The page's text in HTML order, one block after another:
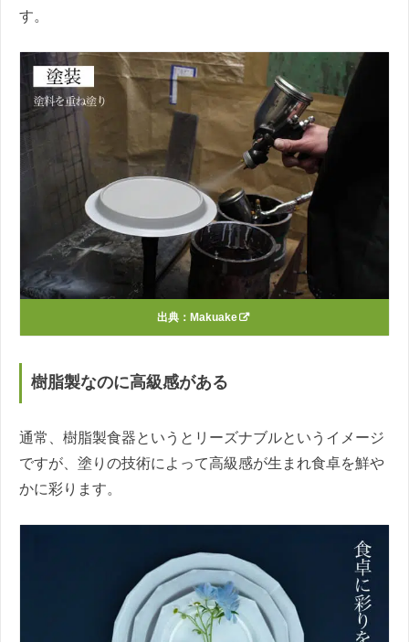
す。
出典： Makuake
樹脂製なのに高級感がある
通常、樹脂製食器というとリーズナブルというイメージ
ですが、塗りの技術によって高級感が生まれ食卓を鮮や
かに彩ります。